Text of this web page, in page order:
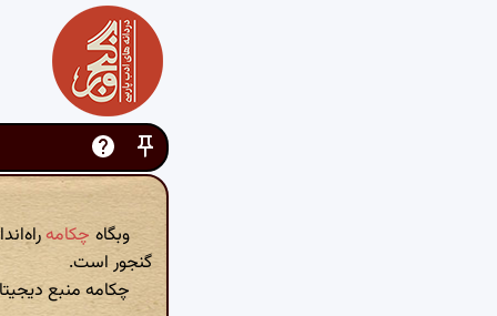
وبگاه چکامه
گنجور است.
چکامه منبع دیجیتال ۱۶۵٬۱۶۱ بیت شعر از بخش‌های